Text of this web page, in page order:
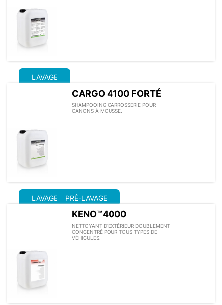
LAVAGE
CARGO 4100 FORTÉ
SHAMPOOING CARROSSERIE POUR
CANONS À MOUSSE.
LAVAGE PRÉ-LAVAGE
KENO™4000
NETTOYANT D’EXTÉRIEUR DOUBLEMENT
CONCENTRÉ POUR TOUS TYPES DE
VÉHICULES.